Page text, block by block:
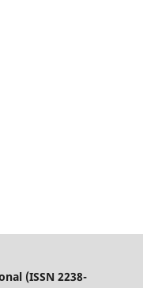
(ISSN 2238-